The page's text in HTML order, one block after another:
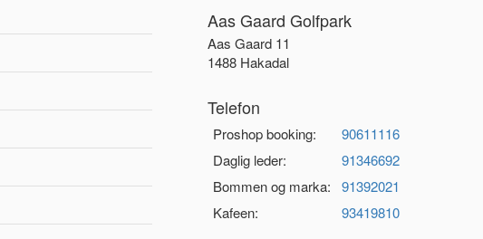
Aas Gaard Golfpark
Aas Gaard 11
1488 Hakadal
Telefon
Proshop booking:
90611116
Daglig leder:
91346692
Bommen og marka:
91392021
Kafeen:
93419810